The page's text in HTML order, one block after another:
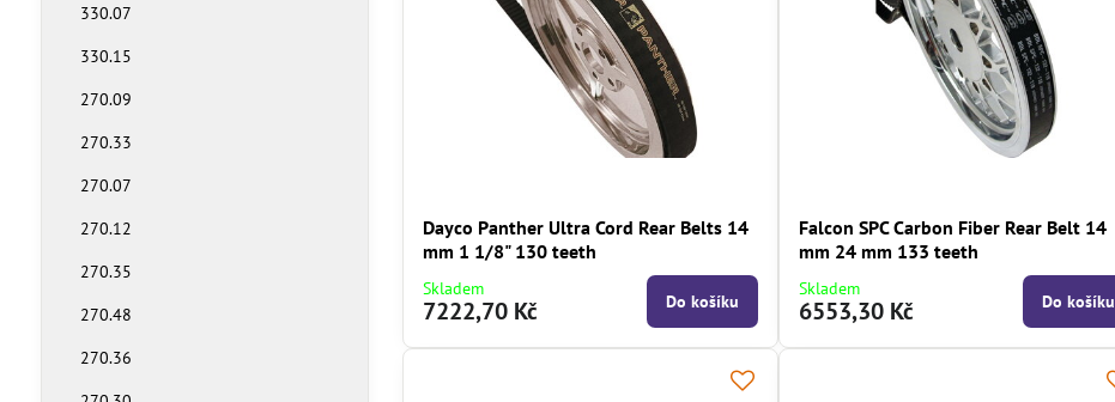
Dayco Panther Ultra Cord Rear Belts 14
mm 1 1/8" 130 teeth
Skladem
7222,70 Kč Do košíku
Falcon SPC Carbon Fiber Rear Belt 14
mm 24 mm 133 teeth
Skladem
6553,30 Kč Do košíku
330.07
330.15
270.09
270.33
270.07
270.12
270.35
270.48
270.36